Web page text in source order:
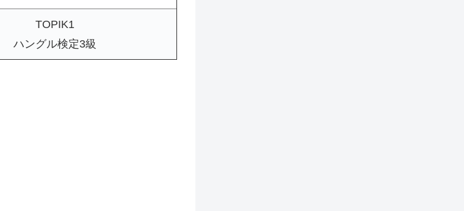
TOPIK1
ハングル検定3級